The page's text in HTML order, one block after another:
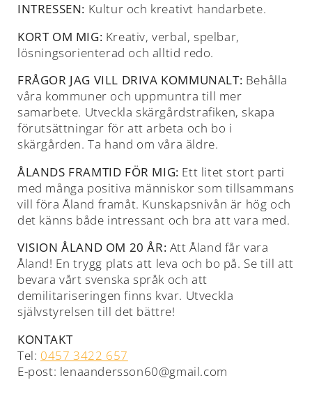
INTRESSEN: Kultur och kreativt handarbete.
KORT OM MIG: Kreativ, verbal, spelbar,
lösningsorienterad och alltid redo.
FRÅGOR JAG VILL DRIVA KOMMUNALT: Behålla
våra kommuner och uppmuntra till mer
samarbete. Utveckla skärgårdstrafiken, skapa
förutsättningar för att arbeta och bo i
skärgården. Ta hand om våra äldre.
ÅLANDS FRAMTID FÖR MIG: Ett litet stort parti
med många positiva människor som tillsammans
vill föra Åland framåt. Kunskapsnivån är hög och
det känns både intressant och bra att vara med.
VISION ÅLAND OM 20 ÅR: Att Åland får vara
Åland! En trygg plats att leva och bo på. Se till att
bevara vårt svenska språk och att
demilitariseringen finns kvar. Utveckla
självstyrelsen till det bättre!
KONTAKT
Tel: 0457 3422 657
E-post: lenaandersson60@gmail.com